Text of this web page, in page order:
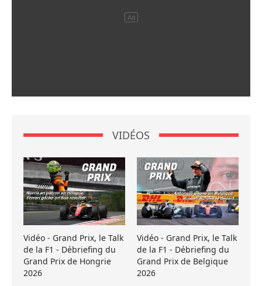
VIDÉOS
Vidéo - Grand Prix, le Talk
de la F1 - Débriefing du
Grand Prix de Hongrie
2026
Vidéo - Grand Prix, le Talk
de la F1 - Débriefing du
Grand Prix de Belgique
2026